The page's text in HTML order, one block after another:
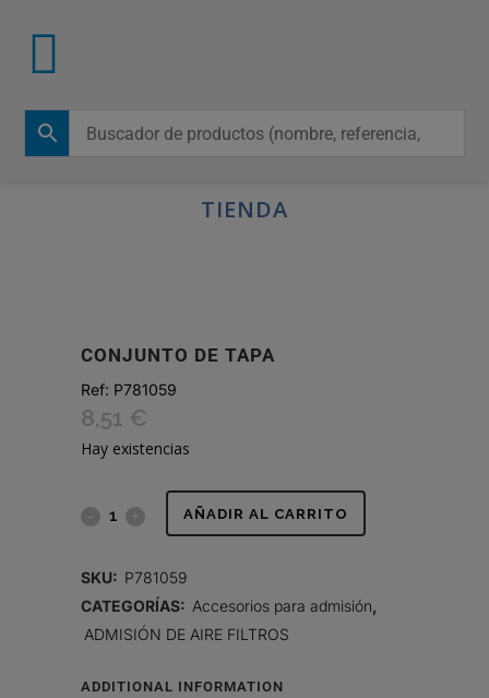
TIENDA
CONJUNTO DE TAPA
Ref: P781059
8,51 €
Hay existencias
CONJUNTO
quantity
AÑADIR AL CARRITO
SKU: P781059
CATEGORÍAS: Accesorios para admisión
ADMISIÓN DE AIRE FILTROS
ADDITIONAL INFORMATION